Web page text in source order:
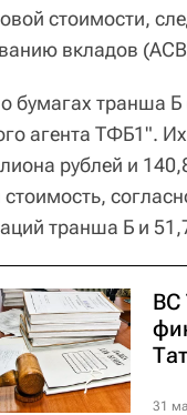
стоимости,
вкладов
бумагах транша
агента ТФБ1".
рублей и
транша Б и
ВС
31